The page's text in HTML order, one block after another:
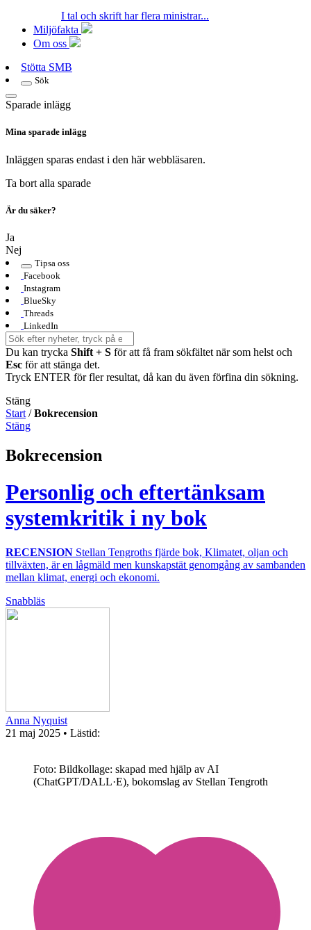
I tal och skrift har flera ministrar...
Miljöfakta
Om oss
Stötta SMB
Sök
Sparade inlägg
Mina sparade inlägg
Inläggen sparas endast i den här webbläsaren.
Ta bort alla sparade
Är du säker?
Ja
Nej
Tipsa oss
Facebook
Instagram
BlueSky
Threads
LinkedIn
Du kan trycka Shift + S för att få fram sökfältet när som helst och
Esc för att stänga det.
Tryck ENTER för fler resultat, då kan du även förfina din sökning.
Stäng
Start /Bokrecension
Stäng
Bokrecension
Personlig och eftertänksam
systemkritik i ny bok
RECENSION Stellan Tengroths fjärde bok, Klimatet, oljan och
tillväxten, är en lågmäld men kunskapstät genomgång av sambanden
mellan klimat, energi och ekonomi.
Snabbläs
Anna Nyquist
21 maj 2025 • Lästid:
Foto: Bildkollage: skapad med hjälp av AI
(ChatGPT/DALL·E), bokomslag av Stellan Tengroth